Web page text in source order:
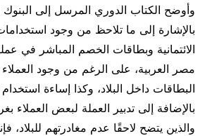
وأوضح الكتاب الدوري المرسل إلى البنوك
بالإشارة إلى ما تلاحظ من وجود
الائتمانية وبطاقات الخصم المباشر في
مصر العربية، على الرغم من وجود
البطاقات داخل البلاد، وكذا إساءة
بالإضافة إلى تدبير العملة لبعض العملاء
والذين يتضح لاحقًا عدم مغادرتهم للبلاد،